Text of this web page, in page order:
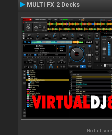
MULTI FX 2 Decks
No full